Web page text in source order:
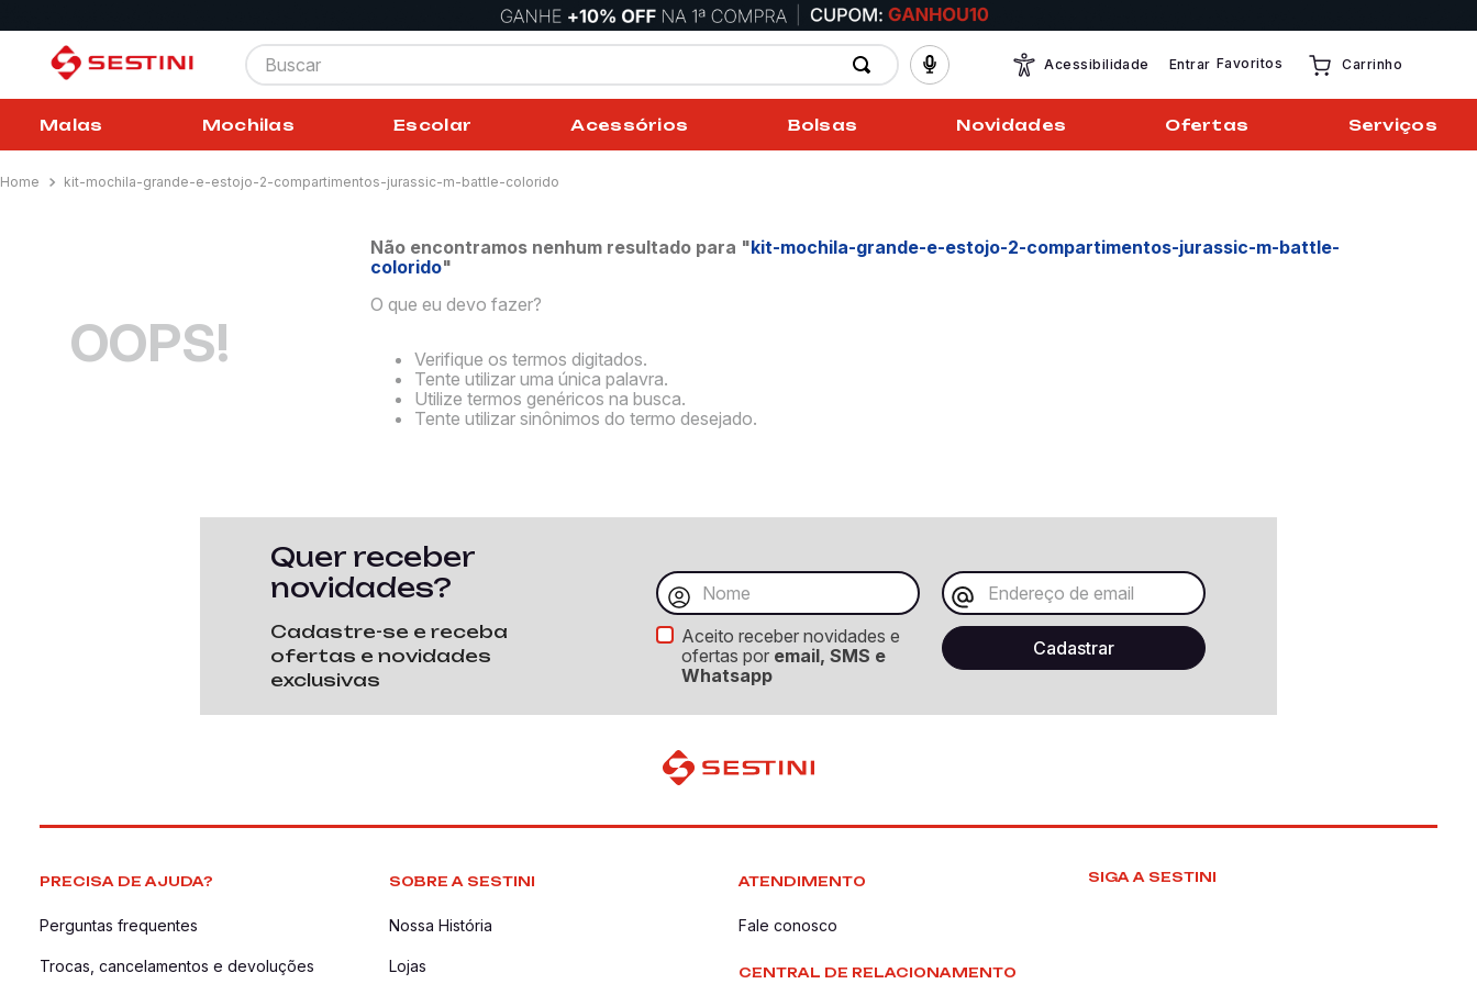
Buscar
Acessibilidade Entrar Favoritos Carrinho
Malas Mochilas Escolar Acessórios Bolsas Novidades Ofertas Serviços
kit-mochila-grande-e-estojo-2-compartimentos-jurassic-m-battle-colorido
OOPS!
Não encontramos nenhum resultado para "kit-mochila-grande-e-estojo-2-compartimentos-jurassic-m-battle-
colorido"
O que eu devo fazer?
Verifique os termos digitados.
Tente utilizar uma única palavra.
Utilize termos genéricos na busca.
Tente utilizar sinônimos do termo desejado.
Quer receber
novidades?
Cadastre-se e receba
ofertas e novidades
exclusivas
Aceito receber novidades e
ofertas por email, SMS e
Whatsapp
PRECISA DE AJUDA?
Perguntas frequentes
Trocas, cancelamentos e devoluções
SOBRE A SESTINI
Nossa História
Lojas
ATENDIMENTO
Fale conosco
CENTRAL DE RELACIONAMENTO
SIGA A SESTINI